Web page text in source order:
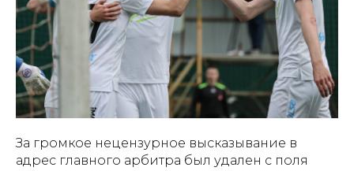
За громкое нецензурное высказывание в
адрес главного арбитра был удален с поля